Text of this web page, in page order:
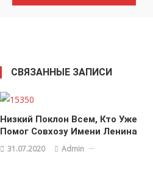
СВЯЗАННЫЕ ЗАПИСИ
Низкий Поклон Всем, Кто Уже
Помог Совхозу Имени Ленина
31.07.2020 Admin